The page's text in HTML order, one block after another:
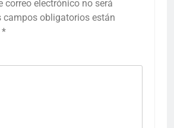
correo electrónico no será
campos obligatorios están
*